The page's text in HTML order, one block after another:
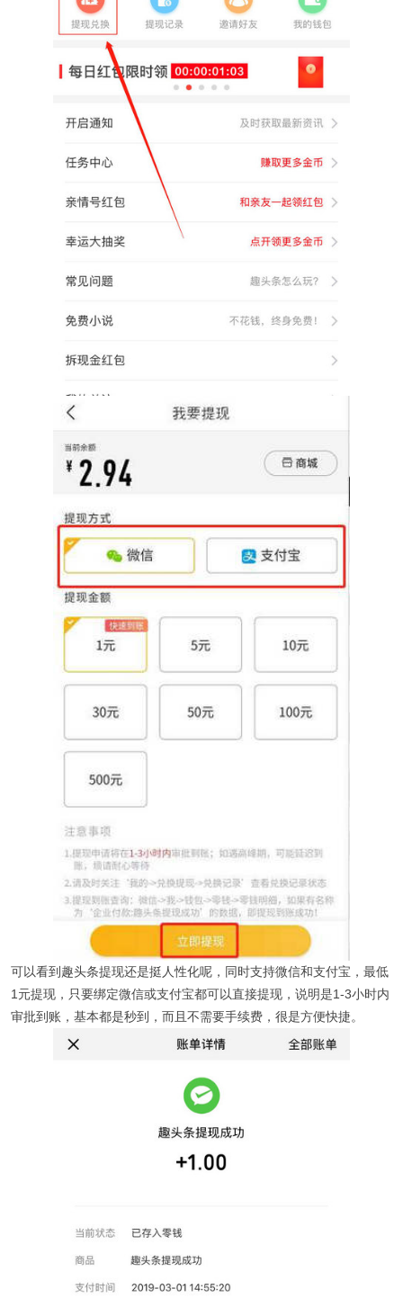
可以看到趣头条提现还是挺人性化呢，同时支持微信和支付宝，最低
1元提现，只要绑定微信或支付宝都可以直接提现，说明是1-3小时内
审批到账，基本都是秒到，而且不需要手续费，很是方便快捷。